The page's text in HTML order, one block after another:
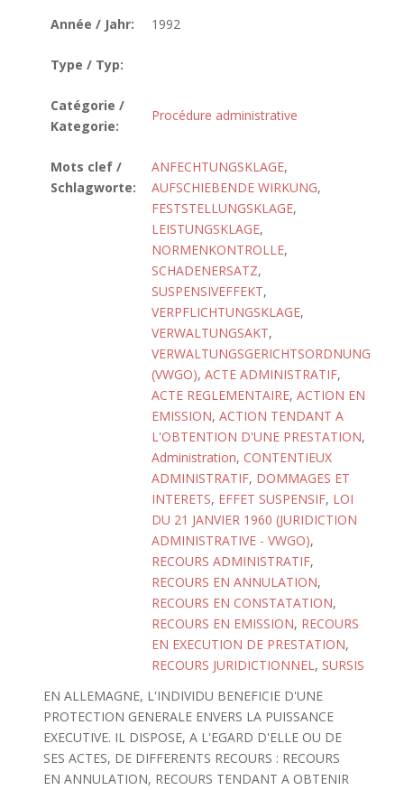
Année / Jahr: 1992
Type / Typ:
Catégorie /
Kategorie:
Procédure administrative
Mots clef /
Schlagworte:
ANFECHTUNGSKLAGE,
AUFSCHIEBENDE WIRKUNG,
FESTSTELLUNGSKLAGE,
LEISTUNGSKLAGE,
NORMENKONTROLLE,
SCHADENERSATZ,
SUSPENSIVEFFEKT,
VERPFLICHTUNGSKLAGE,
VERWALTUNGSAKT,
VERWALTUNGSGERICHTSORDNUNG
(VWGO), ACTE ADMINISTRATIF,
ACTE REGLEMENTAIRE, ACTION EN
EMISSION, ACTION TENDANT A
L'OBTENTION D'UNE PRESTATION,
Administration, CONTENTIEUX
ADMINISTRATIF, DOMMAGES ET
INTERETS, EFFET SUSPENSIF, LOI
DU 21 JANVIER 1960 (JURIDICTION
ADMINISTRATIVE - VWGO),
RECOURS ADMINISTRATIF,
RECOURS EN ANNULATION,
RECOURS EN CONSTATATION,
RECOURS EN EMISSION, RECOURS
EN EXECUTION DE PRESTATION,
RECOURS JURIDICTIONNEL, SURSIS
EN ALLEMAGNE, L'INDIVIDU BENEFICIE D'UNE
PROTECTION GENERALE ENVERS LA PUISSANCE
EXECUTIVE. IL DISPOSE, A L'EGARD D'ELLE OU DE
SES ACTES, DE DIFFERENTS RECOURS : RECOURS
EN ANNULATION, RECOURS TENDANT A OBTENIR